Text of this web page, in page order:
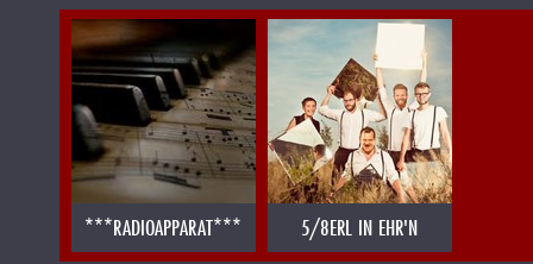
***RADIOAPPARAT***
5/8ERL IN EHR'N